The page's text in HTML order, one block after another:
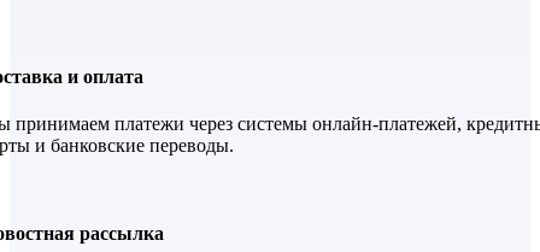
и оплата
принимаем платежи через системы онлайн-платежей,
и банковские переводы.
рассылка